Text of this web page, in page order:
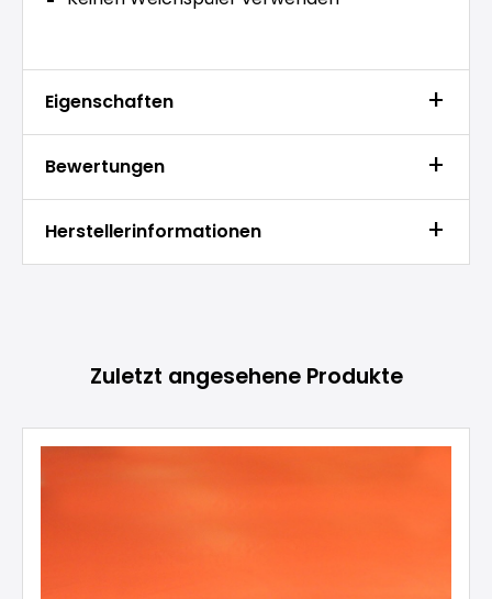
Eigenschaften
Bewertungen
Herstellerinformationen
Zuletzt angesehene Produkte